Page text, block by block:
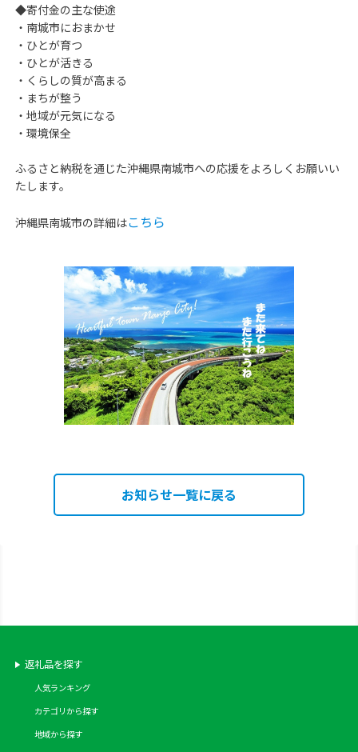
◆寄付金の主な使途
・南城市におまかせ
・ひとが育つ
・ひとが活きる
・くらしの質が高まる
・まちが整う
・地域が元気になる
・環境保全
ふるさと納税を通じた沖縄県南城市への応援をよろしくお願いい
たします。
沖縄県南城市の詳細はこちら
お知らせ一覧に戻る
返礼品を探す
人気ランキング
カテゴリから探す
地域から探す